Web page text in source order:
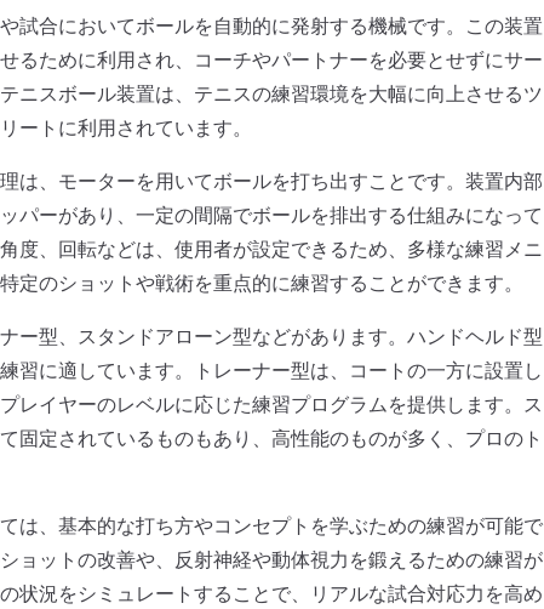
試合においてボールを自動的に発射する機械です。この装置
るために利用され、コーチやパートナーを必要とせずにサー
ニスボール装置は、テニスの練習環境を大幅に向上させるツ
ートに利用されています。
は、モーターを用いてボールを打ち出すことです。装置内部
パーがあり、一定の間隔でボールを排出する仕組みになって
度、回転などは、使用者が設定できるため、多様な練習メニ
定のショットや戦術を重点的に練習することができます。
ー型、スタンドアローン型などがあります。ハンドヘルド型
習に適しています。トレーナー型は、コートの一方に設置し
レイヤーのレベルに応じた練習プログラムを提供します。ス
固定されているものもあり、高性能のものが多く、プロのト
は、基本的な打ち方やコンセプトを学ぶための練習が可能で
ョットの改善や、反射神経や動体視力を鍛えるための練習が
状況をシミュレートすることで、リアルな試合対応力を高め